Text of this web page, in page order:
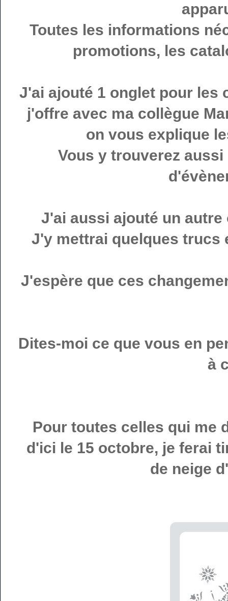
Toutes les informations
promotions, les
J'ai ajouté 1 onglet pour les
j'offre avec ma collègue
on vous explique
Vous y trouverez
J'ai aussi ajouté un
J'y mettrai quelques trucs
J'espère que ces
Dites-moi ce que vous en
à
Pour toutes celles qui me
d'ici le 15 octobre, je ferai
de neige